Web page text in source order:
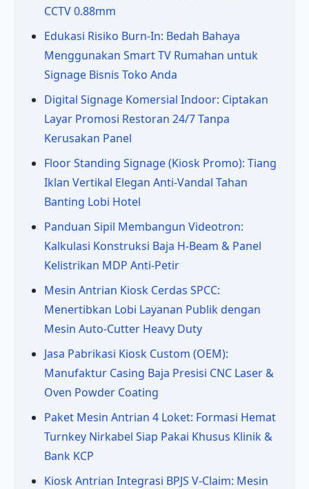
CCTV 0.88mm
Edukasi Risiko Burn-In: Bedah Bahaya
Menggunakan Smart TV Rumahan untuk
Signage Bisnis Toko Anda
Digital Signage Komersial Indoor: Ciptakan
Layar Promosi Restoran 24/7 Tanpa
Kerusakan Panel
Floor Standing Signage (Kiosk Promo): Tiang
Iklan Vertikal Elegan Anti-Vandal Tahan
Banting Lobi Hotel
Panduan Sipil Membangun Videotron:
Kalkulasi Konstruksi Baja H-Beam & Panel
Kelistrikan MDP Anti-Petir
Mesin Antrian Kiosk Cerdas SPCC:
Menertibkan Lobi Layanan Publik dengan
Mesin Auto-Cutter Heavy Duty
Jasa Pabrikasi Kiosk Custom (OEM):
Manufaktur Casing Baja Presisi CNC Laser &
Oven Powder Coating
Paket Mesin Antrian 4 Loket: Formasi Hemat
Turnkey Nirkabel Siap Pakai Khusus Klinik &
Bank KCP
Kiosk Antrian Integrasi BPJS V-Claim: Mesin